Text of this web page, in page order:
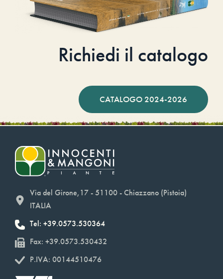
Richiedi il catalogo
CATALOGO 2024-2026
Via del Girone,17 - 51100 - Chiazzano (Pistoia)
ITALIA
Tel: +39.0573.530364
Fax: +39.0573.530432
P.IVA: 00144510476